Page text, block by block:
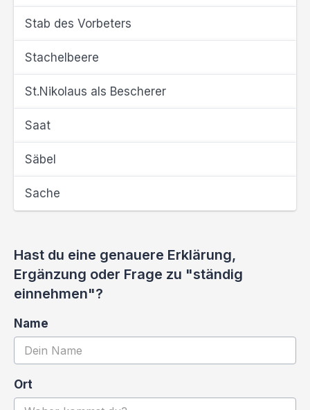
Stab des Vorbeters
Stachelbeere
St.Nikolaus als Bescherer
Saat
Säbel
Sache
Hast du eine genauere Erklärung,
Ergänzung oder Frage zu "ständig
einnehmen"?
Name
Ort